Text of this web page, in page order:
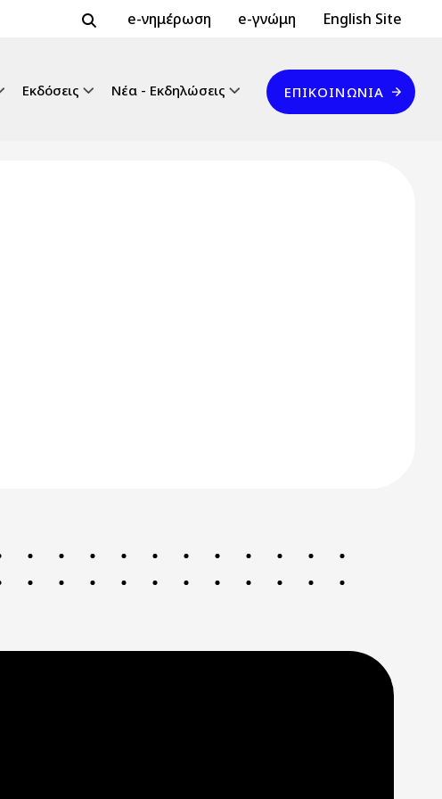
Header Top 2
e-νημέρωση e-γνώμη Header Top
English Site
Εκδόσεις Νέα - Εκδηλώσεις
Επικοινωνία
ΕΠΙΚΟΙΝΩΝΊΑ